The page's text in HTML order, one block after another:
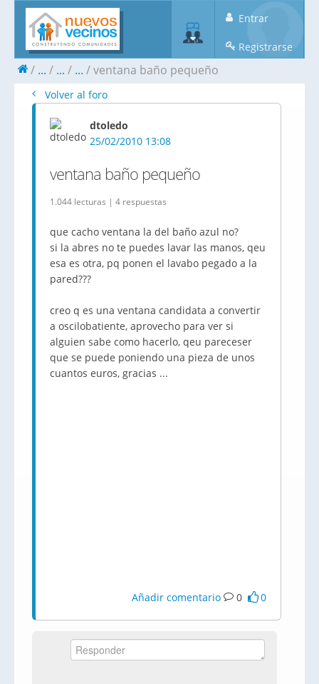
Entrar
Registrarse
... ... ... ventana baño pequeño
Volver al foro
dtoledo
25/02/2010 13:08
ventana baño pequeño
1.044 lecturas | 4 respuestas
que cacho ventana la del baño azul no?
si la abres no te puedes lavar las manos, qeu
esa es otra, pq ponen el lavabo pegado a la
pared???
creo q es una ventana candidata a convertir
a oscilobatiente, aprovecho para ver si
alguien sabe como hacerlo, qeu pareceser
que se puede poniendo una pieza de unos
cuantos euros, gracias ...
Añadir comentario 0 0